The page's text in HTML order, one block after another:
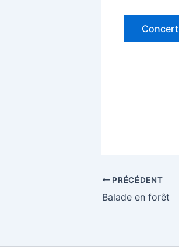
Concert
PRÉCÉDENT
Balade en forêt